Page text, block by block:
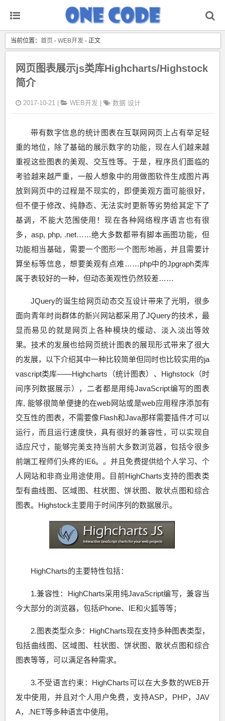
当前位置： 首页 - WEB开发 - 正文
网页图表展示js类库Highcharts/Highstock
简介
2017-10-21 | WEB开发 数据 设计
带有数字信息的统计图表在互联网网页上占有举足轻
重的地位，除了基础的展示数字的功能，现在人们越来越
重视这些图表的美观、交互性等。于是，程序员们面临的
考验越来越严重，一般人想象中的用做图软件生成图片再
放到网页中的过程是不现实的，即便美观方面可能很好，
但不便于修改、纯静态、无法实时更新等劣势给其定下了
基调，不能大范围使用！现在各种网络程序语言也有很
多，asp, php, .net……绝大多数都带有脚本画图功能，但
功能相当基础，需要一个图形一个图形地画，并且需要计
算坐标等信息，想要美观有点难……php中的Jpgraph类库
属于表较好的一种，但动态美观性仍然较差……
JQuery的诞生给网页动态交互设计带来了光明，很多
面向青年时尚群体的新兴网站都采用了JQuery的技术，最
显而易见的就是网页上各种模块的缓动、淡入淡出等效
果。技术的发展也给网页统计图表的展现形式带来了很大
的发展，以下介绍其中一种比较简单但同时也比较实用的ja
vascript类库——Highcharts（统计图表）、Highstock（时
间序列数据展示），二者都是用纯JavaScript编写的图表
库, 能够很简单便捷的在web网站或是web应用程序添加有
交互性的图表，不需要像Flash和Java那样需要插件才可以
运行，而且运行速度快，具有很好的兼容性，可以实现自
适应尺寸，能够完美支持当前大多数浏览器，包括令很多
前端工程师们头疼的IE6。。并且免费提供给个人学习、个
人网站和非商业用途使用。目前HighCharts支持的图表类
型有曲线图、区域图、柱状图、饼状图、散状点图和综合
图表。Highstock主要用于时间序列的数据展示。
HighCharts的主要特性包括：
1.兼容性：HighCharts采用纯JavaScript编写，兼容当
今大部分的浏览器，包括iPhone、IE和火狐等等；
2.图表类型众多：HighCharts现在支持多种图表类型，
包括曲线图、区域图、柱状图、饼状图、散状点图和综合
图表等等，可以满足各种需求。
3.不受语言约束：HighCharts可以在大多数的WEB开
发中使用，并且对个人用户免费，支持ASP，PHP，JAV
A，.NET等多种语言中使用。